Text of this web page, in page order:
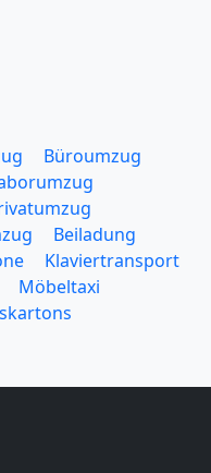
Büroumzug
Beiladung
Klaviertransport
Möbeltaxi